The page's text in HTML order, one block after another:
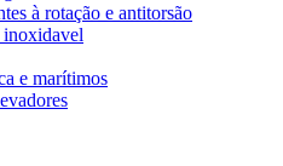
à rotação e antitorsão
inoxidavel
e marítimos